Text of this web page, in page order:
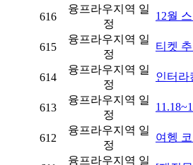
616
융프라우지역 일
정
12월
615
융프라우지역 일
정
티켓
614
융프라우지역 일
정
인터라
613
융프라우지역 일
정
612
융프라우지역 일
정
여헹
융프라우지역 일